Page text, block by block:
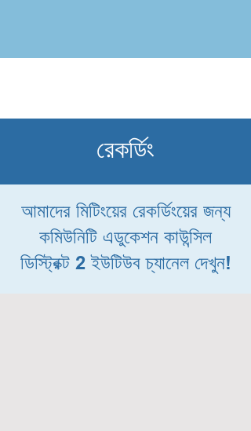
রেকর্ডিং
আমাদের মিটিংয়ের রেকর্ডিংয়ের জন্য
কমিউনিটি এডুকেশন কাউন্সিল
ডিস্ট্রিক্ট 2 ইউটিউব চ্যানেল দেখুন!